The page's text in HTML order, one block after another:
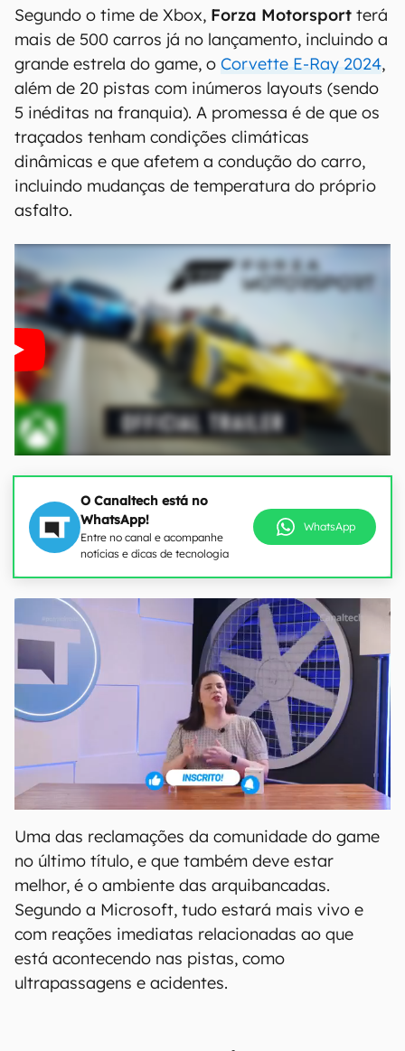
Segundo o time de Xbox, Forza Motorsport terá
mais de 500 carros já no lançamento, incluindo a
grande estrela do game, o Corvette E-Ray 2024,
além de 20 pistas com inúmeros layouts (sendo
5 inéditas na franquia). A promessa é de que os
traçados tenham condições climáticas
dinâmicas e que afetem a condução do carro,
incluindo mudanças de temperatura do próprio
asfalto.
O Canaltech está no
WhatsApp!
Entre no canal e acompanhe
notícias e dicas de tecnologia
WhatsApp
Uma das reclamações da comunidade do game
no último título, e que também deve estar
melhor, é o ambiente das arquibancadas.
Segundo a Microsoft, tudo estará mais vivo e
com reações imediatas relacionadas ao que
está acontecendo nas pistas, como
ultrapassagens e acidentes.